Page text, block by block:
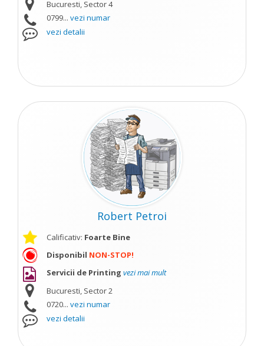
Bucuresti, Sector 4
0799... vezi numar
vezi detalii
Robert Petroi
Calificativ: Foarte Bine
Disponibil NON-STOP!
Servicii de Printing vezi mai mult
Bucuresti, Sector 2
0720... vezi numar
vezi detalii